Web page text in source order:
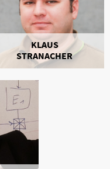
KLAUS
STRANACHER